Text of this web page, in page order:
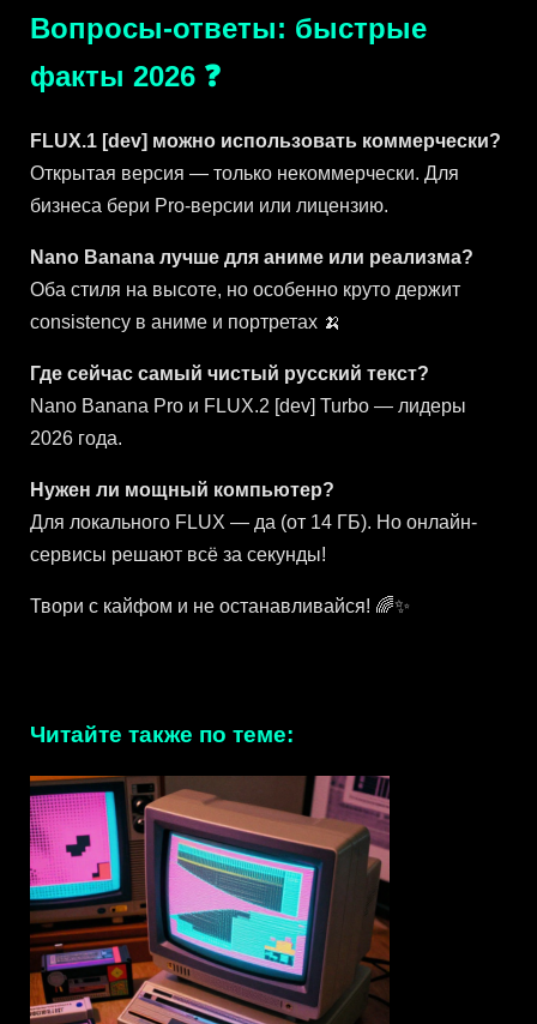
Вопросы-ответы: быстрые
факты 2026 ❓
FLUX.1 [dev] можно использовать коммерчески?
Открытая версия — только некоммерчески. Для
бизнеса бери Pro-версии или лицензию.
Nano Banana лучше для аниме или реализма?
Оба стиля на высоте, но особенно круто держит
consistency в аниме и портретах 🍌
Где сейчас самый чистый русский текст?
Nano Banana Pro и FLUX.2 [dev] Turbo — лидеры
2026 года.
Нужен ли мощный компьютер?
Для локального FLUX — да (от 14 ГБ). Но онлайн-
сервисы решают всё за секунды!
Твори с кайфом и не останавливайся! 🌈✨
Читайте также по теме: